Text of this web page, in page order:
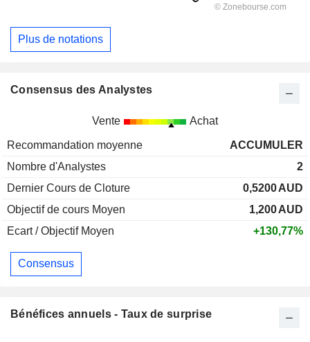
Plus de notations
Consensus des Analystes
Vente Achat
Recommandation moyenne
ACCUMULER
Nombre d'Analystes
2
Dernier Cours de Cloture
0,5200AUD
Objectif de cours Moyen
1,200AUD
Ecart / Objectif Moyen
+130,77%
Consensus
Bénéfices annuels - Taux de surprise